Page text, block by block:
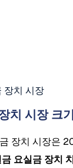
장치 시장
치 시장 크
장치 시장은
요실금 장치